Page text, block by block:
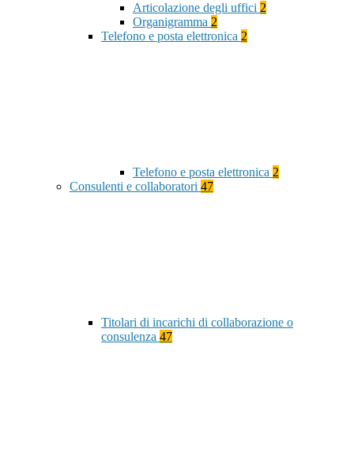
Articolazione degli uffici 2
Organigramma 2
Telefono e posta elettronica 2
Telefono e posta elettronica 2
Consulenti e collaboratori 47
Titolari di incarichi di collaborazione o
consulenza 47